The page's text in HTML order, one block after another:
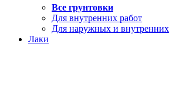
Все грунтовки
Для внутренних работ
Для наружных и внутренних
Лаки